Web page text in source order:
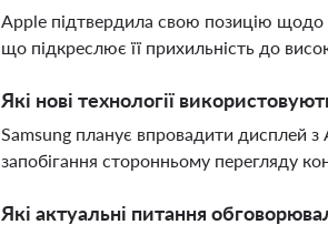
Apple підтвердила свою позицію щодо
що підкреслює її прихильність до
Які нові технології
Samsung планує впровадити дисплей
запобігання сторонньому перегляду
Які актуальні питання